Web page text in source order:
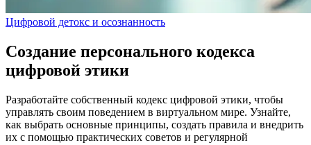
Цифровой детокс и осознанность
Создание персонального кодекса
цифровой этики
Разработайте собственный кодекс цифровой этики, чтобы
управлять своим поведением в виртуальном мире. Узнайте,
как выбрать основные принципы, создать правила и внедрить
их с помощью практических советов и регулярной